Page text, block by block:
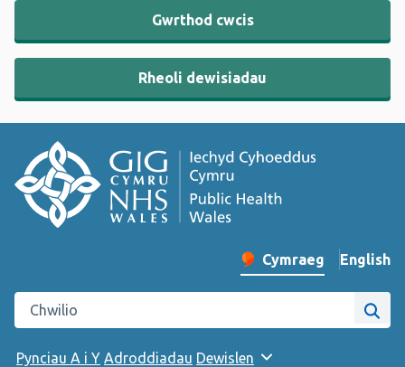
Gwrthod cwcis
Rheoli dewisiadau
Newid iaith y wefan
Cymraeg English
–
Chwilio gwefan Iechyd Cyhoeddus Cymru
Pynciau A i Y Adroddiadau Dewislen